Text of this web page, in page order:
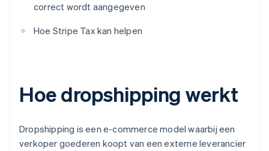
correct wordt aangegeven
Hoe Stripe Tax kan helpen
Hoe dropshipping werkt
Dropshipping is een e-commerce model waarbij een
verkoper goederen koopt van een externe leverancier